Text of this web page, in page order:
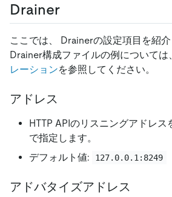
Drainer
ここでは、 Drainerの設定項目を紹
Drainer構成ファイルの例については
レーションを参照してください。
アドレス
HTTP APIのリスニングアドレス
で指定します。
デフォルト値:
127.0.0.1:8249
アドバタイズアドレス